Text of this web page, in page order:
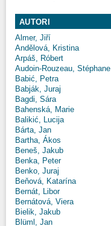
AUTORI
Almer, Jiří
Andělová, Kristina
Arpáš, Róbert
Audoin-Rouzeau, Stéphane
Babić, Petra
Babják, Juraj
Bagdi, Sára
Bahenská, Marie
Balikić, Lucija
Bárta, Jan
Bartha, Ákos
Beneš, Jakub
Benka, Peter
Benko, Juraj
Beňová, Katarína
Bernát, Libor
Bernátová, Viera
Bielik, Jakub
Blüml, Jan